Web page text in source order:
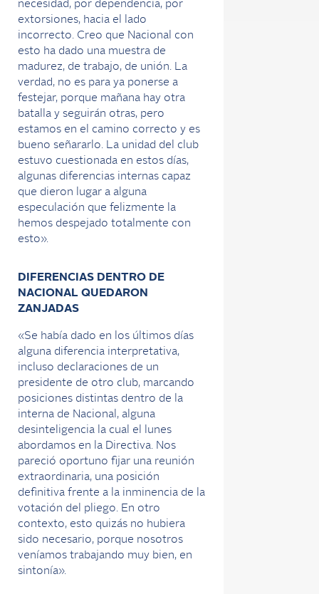
necesidad, por dependencia, por
extorsiones, hacia el lado
incorrecto. Creo que Nacional con
esto ha dado una muestra de
madurez, de trabajo, de unión. La
verdad, no es para ya ponerse a
festejar, porque mañana hay otra
batalla y seguirán otras, pero
estamos en el camino correcto y es
bueno señararlo. La unidad del club
estuvo cuestionada en estos días,
algunas diferencias internas capaz
que dieron lugar a alguna
especulación que felizmente la
hemos despejado totalmente con
esto».
DIFERENCIAS DENTRO DE
NACIONAL QUEDARON
ZANJADAS
«Se había dado en los últimos días
alguna diferencia interpretativa,
incluso declaraciones de un
presidente de otro club, marcando
posiciones distintas dentro de la
interna de Nacional, alguna
desinteligencia la cual el lunes
abordamos en la Directiva. Nos
pareció oportuno fijar una reunión
extraordinaria, una posición
definitiva frente a la inminencia de la
votación del pliego. En otro
contexto, esto quizás no hubiera
sido necesario, porque nosotros
veníamos trabajando muy bien, en
sintonía».